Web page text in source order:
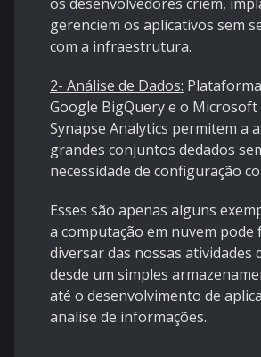
gerenciem os aplicativos sem
com a infraestrutura.
2- Análise de Dados:
Google BigQuery e o Microsoft
Synapse Analytics permitem a
grandes conjuntos dedados
necessidade de configuração
Esses são apenas alguns
a computação em nuvem pode
diversar das nossas atividades
desde um simples
até o desenvolvimento de
analise de informações.